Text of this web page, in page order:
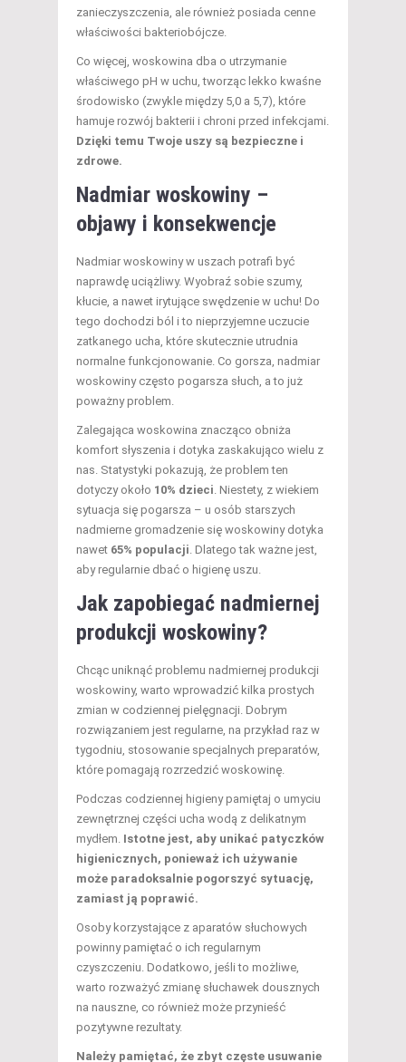
zanieczyszczenia, ale również posiada cenne
właściwości bakteriobójcze.
Co więcej, woskowina dba o utrzymanie
właściwego pH w uchu, tworząc lekko kwaśne
środowisko (zwykle między 5,0 a 5,7), które
hamuje rozwój bakterii i chroni przed infekcjami.
Dzięki temu Twoje uszy są bezpieczne i
zdrowe.
Nadmiar woskowiny –
objawy i konsekwencje
Nadmiar woskowiny w uszach potrafi być
naprawdę uciążliwy. Wyobraź sobie szumy,
kłucie, a nawet irytujące swędzenie w uchu! Do
tego dochodzi ból i to nieprzyjemne uczucie
zatkanego ucha, które skutecznie utrudnia
normalne funkcjonowanie. Co gorsza, nadmiar
woskowiny często pogarsza słuch, a to już
poważny problem.
Zalegająca woskowina znacząco obniża
komfort słyszenia i dotyka zaskakująco wielu z
nas. Statystyki pokazują, że problem ten
dotyczy około 10% dzieci. Niestety, z wiekiem
sytuacja się pogarsza – u osób starszych
nadmierne gromadzenie się woskowiny dotyka
nawet 65% populacji. Dlatego tak ważne jest,
aby regularnie dbać o higienę uszu.
Jak zapobiegać nadmiernej
produkcji woskowiny?
Chcąc uniknąć problemu nadmiernej produkcji
woskowiny, warto wprowadzić kilka prostych
zmian w codziennej pielęgnacji. Dobrym
rozwiązaniem jest regularne, na przykład raz w
tygodniu, stosowanie specjalnych preparatów,
które pomagają rozrzedzić woskowinę.
Podczas codziennej higieny pamiętaj o umyciu
zewnętrznej części ucha wodą z delikatnym
mydłem. Istotne jest, aby unikać patyczków
higienicznych, ponieważ ich używanie
może paradoksalnie pogorszyć sytuację,
zamiast ją poprawić.
Osoby korzystające z aparatów słuchowych
powinny pamiętać o ich regularnym
czyszczeniu. Dodatkowo, jeśli to możliwe,
warto rozważyć zmianę słuchawek dousznych
na nauszne, co również może przynieść
pozytywne rezultaty.
Należy pamiętać, że zbyt częste usuwanie